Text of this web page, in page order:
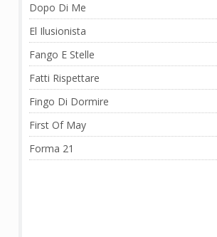
Dopo Di Me
El Ilusionista
Fango E Stelle
Fatti Rispettare
Fingo Di Dormire
First Of May
Forma 21